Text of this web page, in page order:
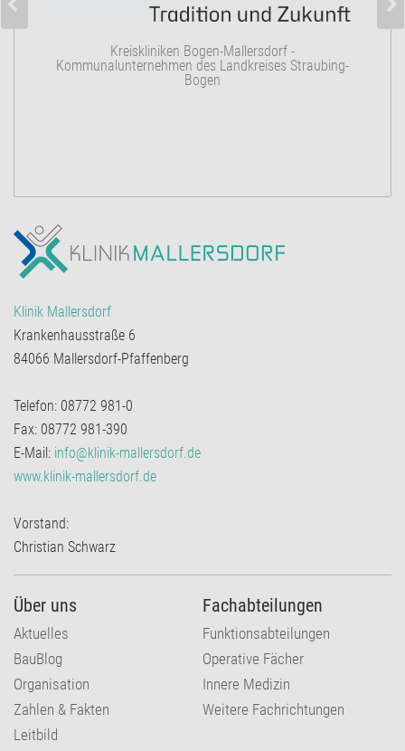
Kreiskliniken Bogen-Mallersdorf -
Kommunalunternehmen des Landkreises Straubing-
Bogen
Klinik Mallersdorf
Krankenhausstraße 6
84066 Mallersdorf-Pfaffenberg
Telefon: 08772 981-0
Fax: 08772 981-390
E-Mail: info@klinik-mallersdorf.de
www.klinik-mallersdorf.de
Vorstand:
Christian Schwarz
Über uns
Aktuelles
BauBlog
Organisation
Zahlen & Fakten
Leitbild
Fachabteilungen
Funktionsabteilungen
Operative Fächer
Innere Medizin
Weitere Fachrichtungen